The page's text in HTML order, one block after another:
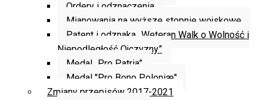
Ordery i odznaczenia
Mianowania na wyższe stopnie wojskowe
Patent i odznaka „Weteran Walk o Wolność i
Niepodległość Ojczyzny”
Medal „Pro Patria”
Medal "Pro Bono Poloniæ"
Zmiany przepisów 2017-2021